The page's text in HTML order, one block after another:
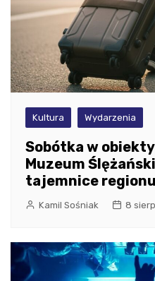
Kultura Wydarzenia
Sobótka w
Muzeum
tajemnice regionu
Kamil Sośniak 8